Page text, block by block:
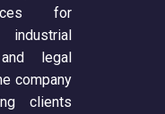
for
legal
company
clients